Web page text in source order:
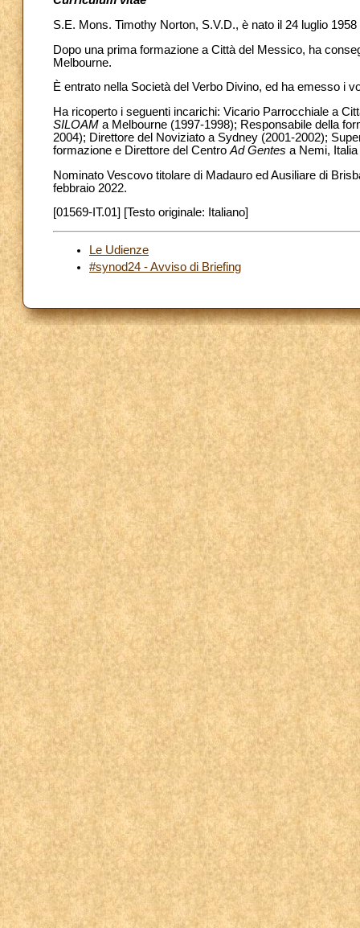
S.E. Mons. Timothy Norton, S.V.D., è nato il 24 luglio
Dopo una prima formazione a Città del Messico, ha
Melbourne.
È entrato nella Società del Verbo Divino, ed ha emesso i
Ha ricoperto i seguenti incarichi: Vicario Parrocchiale a
SILOAM a Melbourne (1997-1998); Responsabile della
2004); Direttore del Noviziato a Sydney (2001-2002);
formazione e Direttore del Centro Ad Gentes a Nemi,
Nominato Vescovo titolare di Madauro ed Ausiliare di
febbraio 2022.
[01569-IT.01] [Testo originale: Italiano]
Le Udienze
#synod24 - Avviso di Briefing